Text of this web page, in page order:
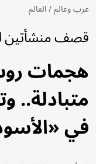
عرب وعالم/العالم
قصف منشأتين
هجمات
متبادلة..
في